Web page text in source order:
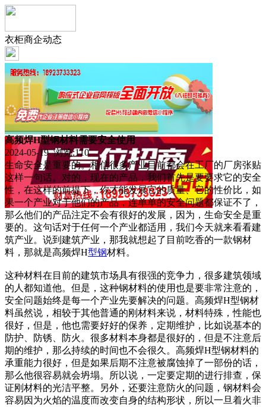
衣柜商企动态
高频焊H型钢材料需要安全使用
2024-05-19 浏览:110
生命安全是重要的。相信很多产业目前都会在工厂的厂房张贴
这样一句话。对的，现在的产品，我们首先是要要求它的安全
性，在这样的前提下，你才能发展它的质量、它的性价比，如
果一个产业对于他们的产品，连单单的安全问题都保证不了，
那么他们的产品注定不会有很好的发展，因为，生命安全是重
要的。这句话对于任何一个产业都适用，我们今天就来看看建
筑产业。说到建筑产业，那我就想起了目前吃香的一款钢材
料，那就是高频焊H型钢材料。
这种材料在目前的建筑市场具有很强的竞争力，很多建筑领域
的人都知道他。但是，这种钢材料的使用也是要非常注意的，
安全问题始终是每一个产业先要解决的问题。高频焊H型钢材
料虽然说，相较于其他普通的刚材料来说，材料特殊，性能也
很好，但是，他也需要好好的保养，定期维护，比如说基本的
防护、防锈、防火。很多材料本身都是很好的，但是不注意后
期的维护，那么持续的时间也不会很久。高频焊H型钢材料的
承重能力很好，但是如果后期不注意被腐蚀掉了一部份的话，
那么他很容易就会坍塌。所以说，一定要定期的进行排查，保
证刚材料的光洁平整。另外，还要注意防火的问题，钢材料会
容易因为火焰的温度而改变自身的结构形状，所以一旦着火非